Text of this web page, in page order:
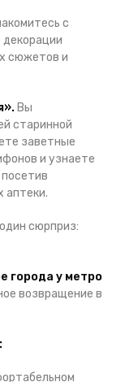
с
сюжетов и
Вы
старинной
заветные
и узнаете
аптеки.
сюрприз:
города у метро
возвращение в